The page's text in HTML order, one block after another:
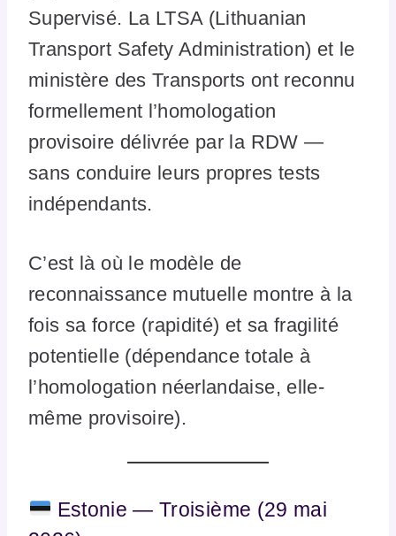
Supervisé. La LTSA (Lithuanian
Transport Safety Administration) et le
ministère des Transports ont reconnu
formellement l’homologation
provisoire délivrée par la RDW —
sans conduire leurs propres tests
indépendants.
C’est là où le modèle de
reconnaissance mutuelle montre à la
fois sa force (rapidité) et sa fragilité
potentielle (dépendance totale à
l’homologation néerlandaise, elle-
même provisoire).
Estonie — Troisième (29 mai